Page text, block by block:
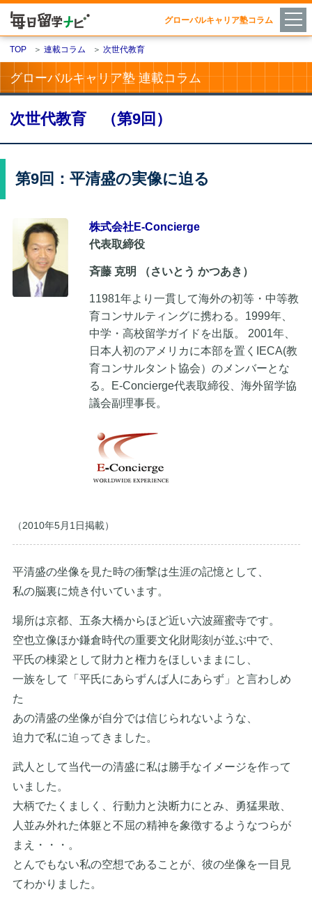
グローバルキャリア塾コラム
TOP ＞ 連載コラム ＞ 次世代教育
グローバルキャリア塾 連載コラム
次世代教育 （第9回）
第9回：平清盛の実像に迫る
株式会社E-Concierge
代表取締役
斉藤 克明 （さいとう かつあき）
11981年より一貫して海外の初等・中等教
育コンサルティングに携わる。1999年、
中学・高校留学ガイドを出版。 2001年、
日本人初のアメリカに本部を置くIECA(教
育コンサルタント協会）のメンバーとな
る。E-Concierge代表取締役、海外留学協
議会副理事長。
（2010年5月1日掲載）
平清盛の坐像を見た時の衝撃は生涯の記憶として、
私の脳裏に焼き付いています。
場所は京都、五条大橋からほど近い六波羅蜜寺です。
空也立像ほか鎌倉時代の重要文化財彫刻が並ぶ中で、
平氏の棟梁として財力と権力をほしいままにし、
一族をして「平氏にあらずんば人にあらず」と言わしめ
た
あの清盛の坐像が自分では信じられないような、
迫力で私に迫ってきました。
武人として当代一の清盛に私は勝手なイメージを作って
いました。
大柄でたくましく、行動力と決断力にとみ、勇猛果敢、
人並み外れた体躯と不屈の精神を象徴するようなつらが
まえ・・・。
とんでもない私の空想であることが、彼の坐像を一目見
てわかりました。